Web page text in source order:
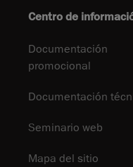
Centro de
Documentación
promocional
Documentación
Seminario web
Mapa del sitio